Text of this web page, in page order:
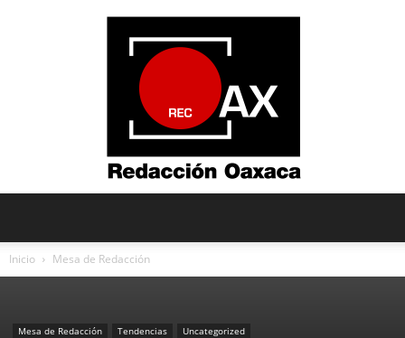
Inicio Mesa de Redacción
Mesa de Redacción Tendencias Uncategorized